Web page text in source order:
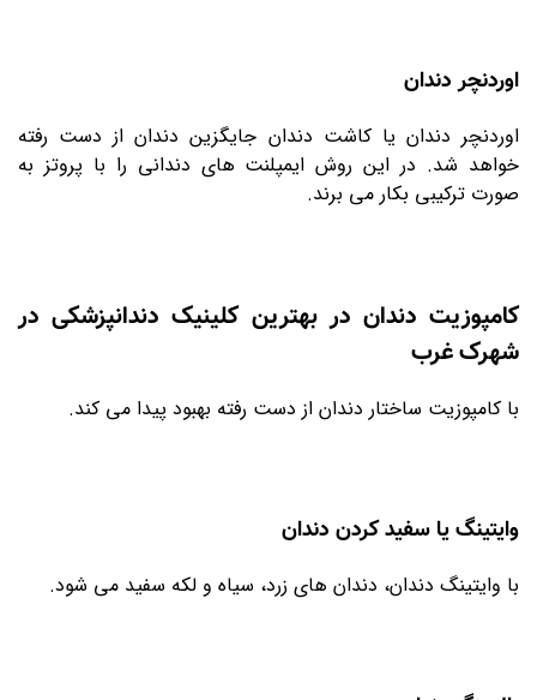
اوردنچر دندان
اوردنچر دندان یا کاشت دندان جایگزین دندان از دست رفته
خواهد شد. در این روش ایمپلنت های دندانی را با پروتز به
صورت ترکیبی بکار می برند.
کامپوزیت دندان در بهترین کلینیک دندانپزشکی در
شهرک غرب
با کامپوزیت ساختار دندان از دست رفته بهبود پیدا می کند.
وایتینگ یا سفید کردن دندان
با وایتینگ دندان، دندان های زرد، سیاه و لکه سفید می شود.